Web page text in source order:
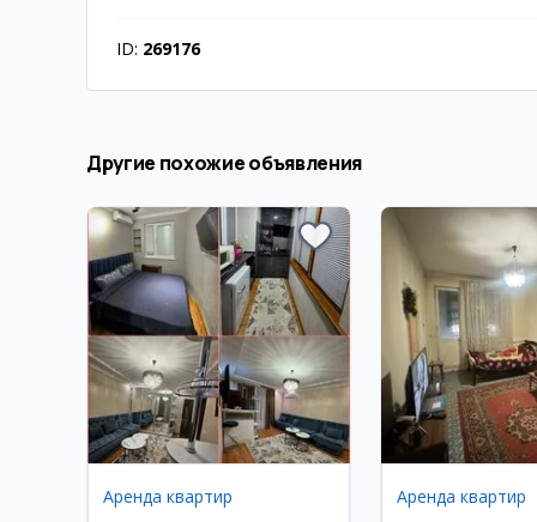
ID: 269176
Другие похожие объявления
Аренда квартир Аренда квартир